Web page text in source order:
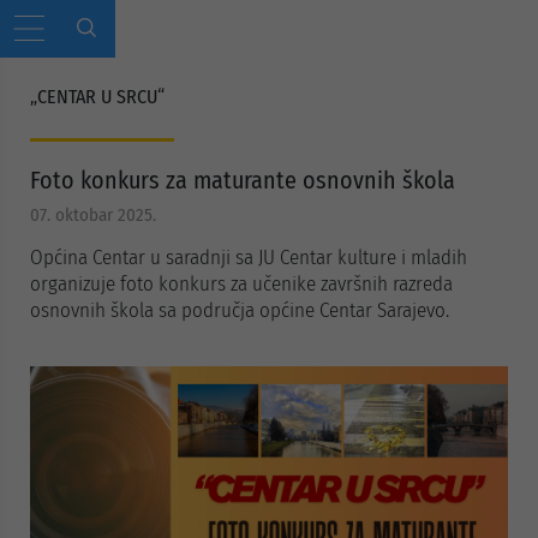
„CENTAR U SRCU“
Foto konkurs za maturante osnovnih škola
07. oktobar 2025.
Općina Centar u saradnji sa JU Centar kulture i mladih
organizuje foto konkurs za učenike završnih razreda
osnovnih škola sa područja općine Centar Sarajevo.